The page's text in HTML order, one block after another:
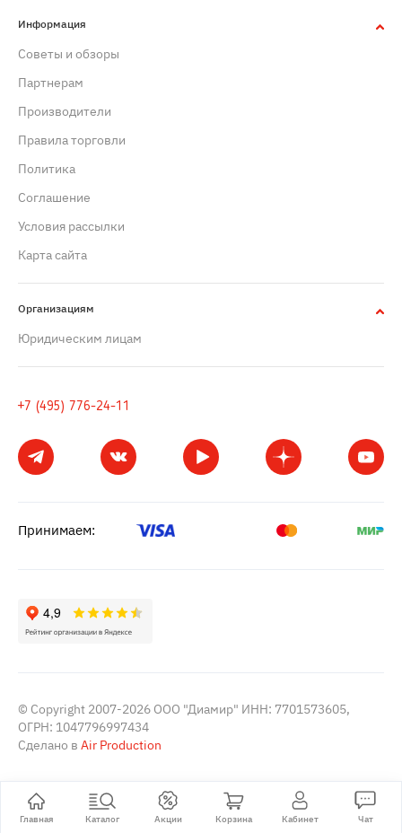
Главная Каталог Акции Корзина Кабинет Чат
Информация
Советы и обзоры
Партнерам
Производители
Правила торговли
Политика
Cоглашение
Условия рассылки
Карта сайта
Организациям
Юридическим лицам
+7 (495) 776-24-11
Принимаем:
© Copyright 2007-2026 ООО "Диамир" ИНН: 7701573605,
ОГРН: 1047796997434
Сделано в Air Production